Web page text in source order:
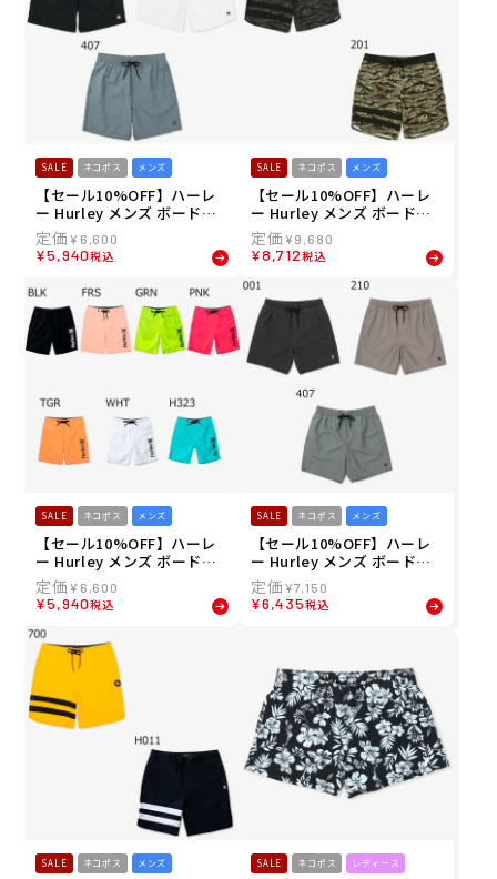
SALE ネコポス メンズ
【セール10%OFF】ハーレ
ー Hurley メンズ ボードシ
ョーツ トランクス ワンアン
ドオンリー ソリッド ボレー
18" MBS07916 26SU
¥ 6,600
¥5,940税込
SALE ネコポス メンズ
【セール10%OFF】ハーレ
ー Hurley メンズ ボードシ
ョーツ トランクス PHANTO
M ブロックパーティ エコ サ
イドポケット 18" MBS0011
860 26SU
¥9,680
¥8,712税込
SALE ネコポス メンズ
【セール10%OFF】ハーレ
ー Hurley メンズ ボードシ
ョーツ トランクス ワンアン
ドオンリー ソリッド 20" M
BS0011000J 26SU
¥ 6,600
¥5,940税込
SALE ネコポス メンズ
【セール10%OFF】ハーレ
ー Hurley メンズ ボードシ
ョーツ トランクス ワンアン
ドオンリー ヴィンテージ ボ
レー 17" MBS07917 26SU
¥7,150
¥6,435税込
SALE ネコポス メンズ SALE ネコポス レディース